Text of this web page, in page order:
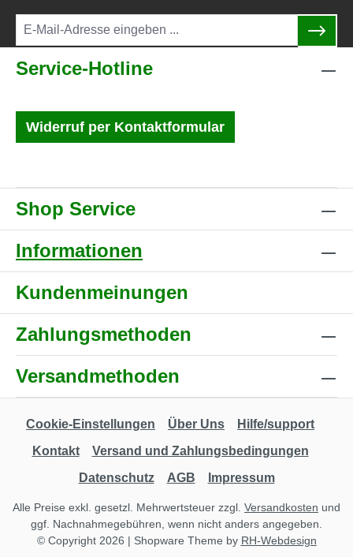
Service-Hotline
Widerruf per Kontaktformular
Shop Service
Informationen
Kundenmeinungen
Zahlungsmethoden
Versandmethoden
Cookie-Einstellungen Über Uns
Hilfe/support
Kontakt
Versand und Zahlungsbedingungen
Datenschutz
AGB Impressum
Alle Preise exkl. gesetzl. Mehrwertsteuer zzgl. Versandkosten und
ggf. Nachnahmegebühren, wenn nicht anders angegeben.
© Copyright 2026 | Shopware Theme by RH-Webdesign